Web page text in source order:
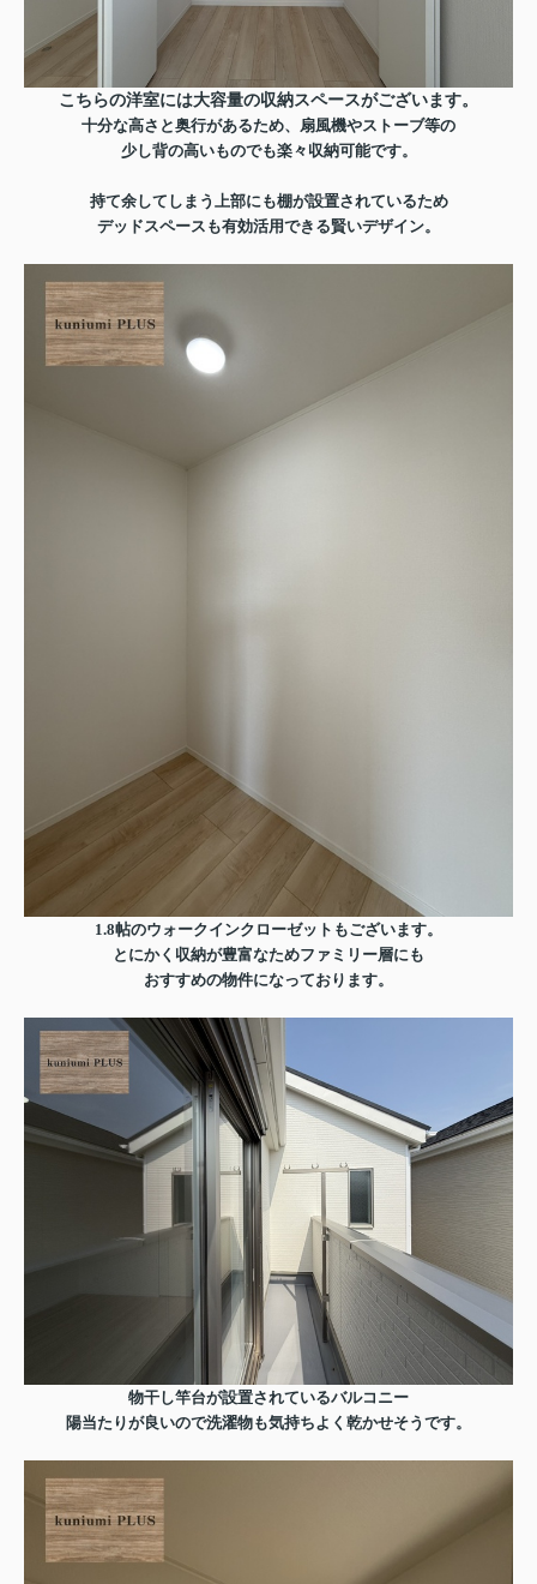
こちらの洋室には大容量の収納スペースがございます。
十分な高さと奥行があるため、扇風機やストーブ等の
少し背の高いものでも楽々収納可能です。
持て余してしまう上部にも棚が設置されているため
デッドスペースも有効活用できる賢いデザイン。
1.8帖のウォークインクローゼットもございます。
とにかく収納が豊富なためファミリー層にも
おすすめの物件になっております。
物干し竿台が設置されているバルコニー
陽当たりが良いので洗濯物も気持ちよく乾かせそうです。